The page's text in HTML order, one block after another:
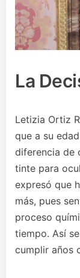
La
Letizia Ortiz
que a su
diferencia de
tinte para
expresó que
más, pues
proceso
tiempo. Así
cumplir años